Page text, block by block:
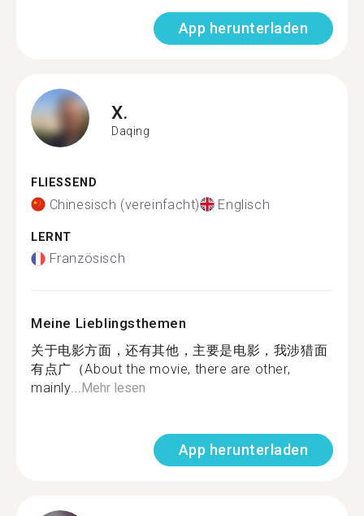
App herunterladen
X.
Daqing
FLIESSEND
Chinesisch (vereinfacht) Englisch
LERNT
Französisch
Meine Lieblingsthemen
关于电影方面，还有其他，主要是电影，我涉猎面
有点广（About the movie, there are other,
mainly...Mehr lesen
App herunterladen